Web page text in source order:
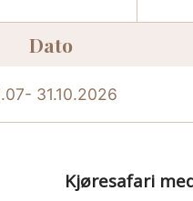
Dato
31.10.2026
Kjøresafari